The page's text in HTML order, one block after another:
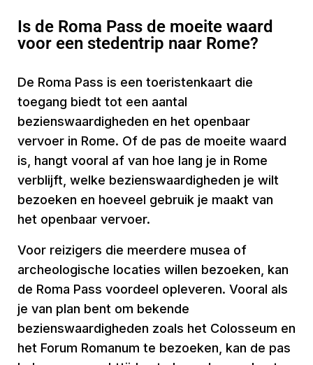
Is de Roma Pass de moeite waard
voor een stedentrip naar Rome?
De Roma Pass is een toeristenkaart die
toegang biedt tot een aantal
bezienswaardigheden en het openbaar
vervoer in Rome. Of de pas de moeite waard
is, hangt vooral af van hoe lang je in Rome
verblijft, welke bezienswaardigheden je wilt
bezoeken en hoeveel gebruik je maakt van
het openbaar vervoer.
Voor reizigers die meerdere musea of
archeologische locaties willen bezoeken, kan
de Roma Pass voordeel opleveren. Vooral als
je van plan bent om bekende
bezienswaardigheden zoals het Colosseum en
het Forum Romanum te bezoeken, kan de pas